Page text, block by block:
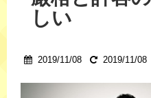
しい
2019/11/08 2019/11/08